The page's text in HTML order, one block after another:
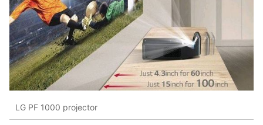
LG PF 1000 projector